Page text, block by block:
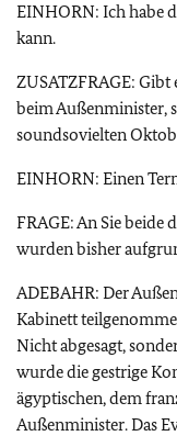
EINHORN: Ich habe
kann.
ZUSATZFRAGE: Gibt
beim Außenminister,
soundsovielten
EINHORN: Einen
FRAGE: An Sie beide
wurden bisher
ADEBAHR: Der
Kabinett
Nicht abgesagt,
wurde die gestrige
ägyptischen, dem
Außenminister. Das